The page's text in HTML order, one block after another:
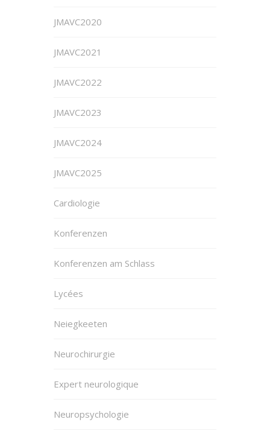
JMAVC2020
JMAVC2021
JMAVC2022
JMAVC2023
JMAVC2024
JMAVC2025
Cardiologie
Konferenzen
Konferenzen am Schlass
Lycées
Neiegkeeten
Neurochirurgie
Expert neurologique
Neuropsychologie